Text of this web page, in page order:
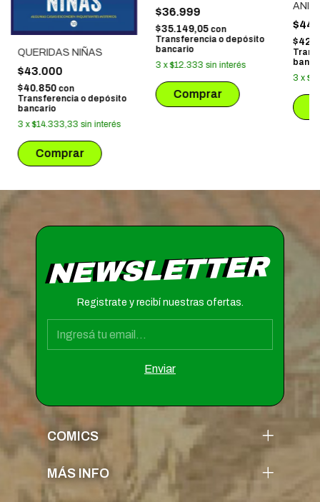
QUERIDAS NIÑAS
$43.000
$40.850 con
Transferencia o depósito
bancario
3 x$14.333,33 sin interés
$36.999
$35.149,05 con
Transferencia o depósito
bancario
3 x$12.333 sin interés
3 x
NEWSLETTER
Registrate y recibí nuestras ofertas.
COMICS
MÁS INFO